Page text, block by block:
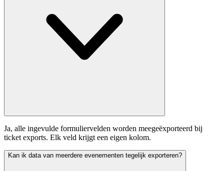
Ja, alle ingevulde formuliervelden worden meegeëxporteerd bij
ticket exports. Elk veld krijgt een eigen kolom.
Kan ik data van meerdere evenementen tegelijk exporteren?